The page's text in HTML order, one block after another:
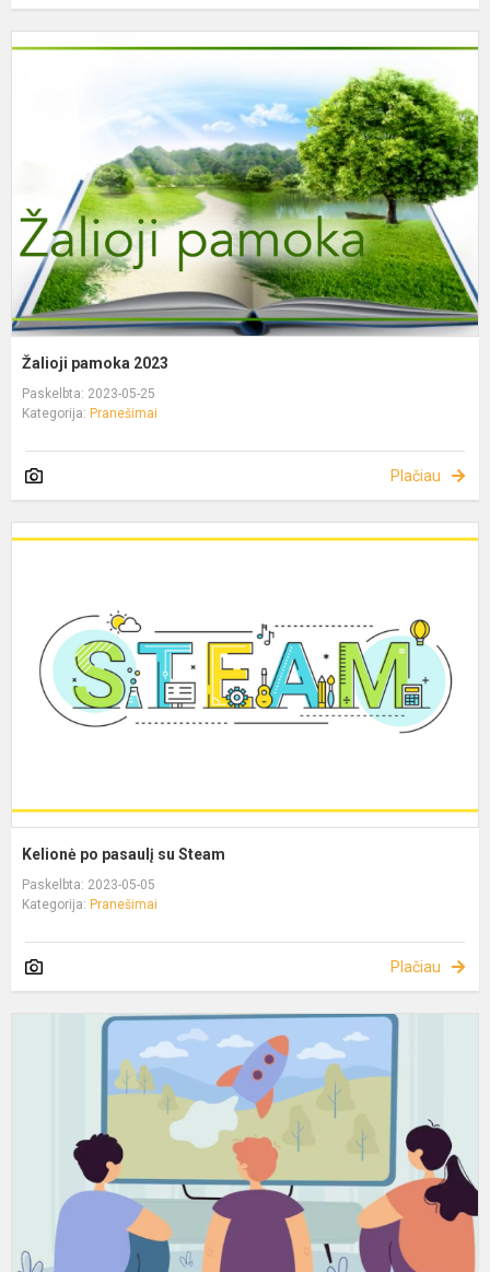
Žalioji pamoka 2023
Paskelbta: 2023-05-25
Kategorija: Pranešimai
Plačiau
Kelionė po pasaulį su Steam
Paskelbta: 2023-05-05
Kategorija: Pranešimai
Plačiau